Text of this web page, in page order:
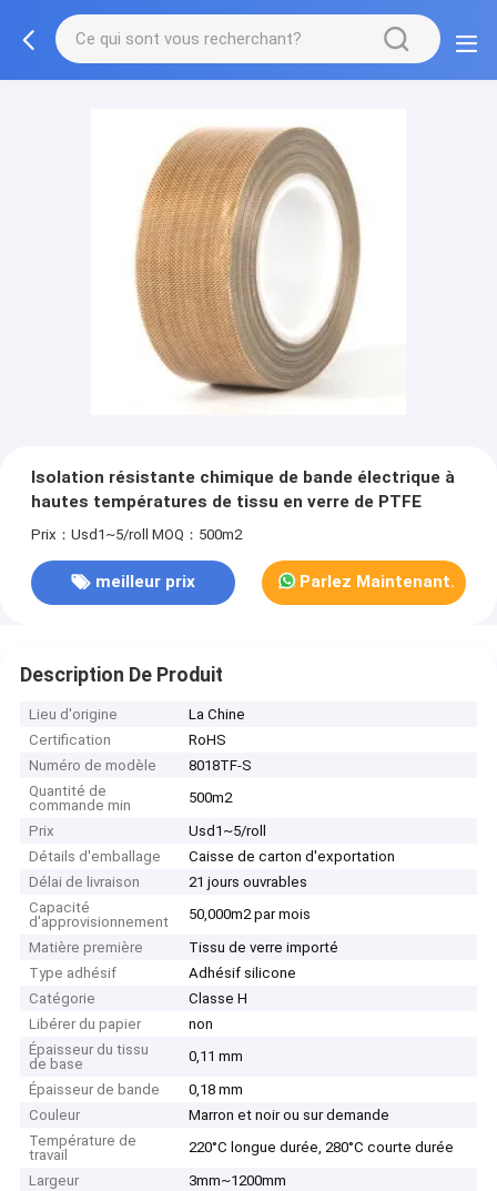
Isolation résistante chimique de bande électrique à
hautes températures de tissu en verre de PTFE
Prix：Usd1~5/roll MOQ：500m2
meilleur prix Parlez Maintenant.
Description De Produit
Lieu d'origine
La Chine
Certification
RoHS
Numéro de modèle
8018TF-S
Quantité de
commande min
500m2
Prix
Usd1~5/roll
Détails d'emballage
Caisse de carton d'exportation
Délai de livraison
21 jours ouvrables
Capacité
d'approvisionnement
50,000m2 par mois
Matière première
Tissu de verre importé
Type adhésif
Adhésif silicone
Catégorie
Classe H
Libérer du papier
non
Épaisseur du tissu
de base
0,11 mm
Épaisseur de bande
0,18 mm
Couleur
Marron et noir ou sur demande
Température de
travail
220°C longue durée, 280°C courte durée
Largeur
3mm~1200mm